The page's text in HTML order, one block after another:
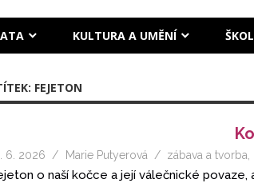
KULTURA A UMĚNÍ
FEJETON
6. 2026 Marie Putyerová zábava a tvorba
o naší kočce a její válečnické povaze,